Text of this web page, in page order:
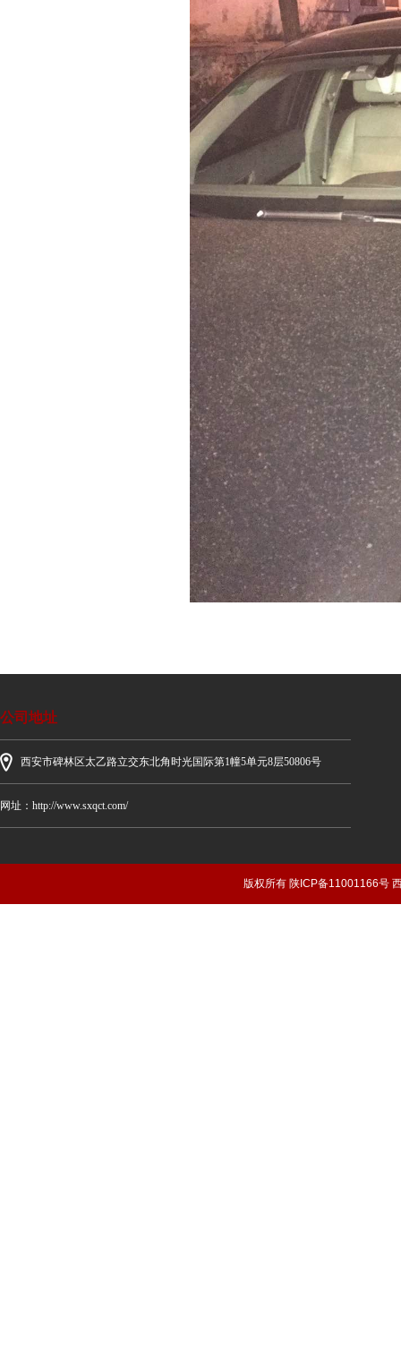
公司地址
西安市碑林区太乙路立交东北角时光国际第1幢5单元8层50806号
网址：http://www.sxqct.com/
版权所有 陕ICP备11001166号